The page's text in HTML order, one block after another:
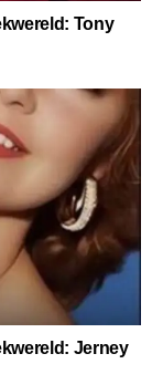
Tony
Jerney